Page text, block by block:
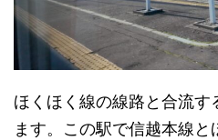
ほくほく線の線路と合流す
ます。この駅で信越本線と